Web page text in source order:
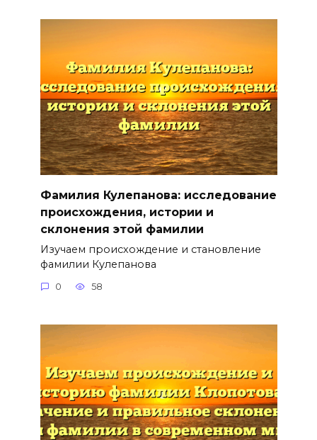
Фамилия Кулепанова: исследование
происхождения, истории и
склонения этой фамилии
Изучаем происхождение и становление
фамилии Кулепанова
0 58